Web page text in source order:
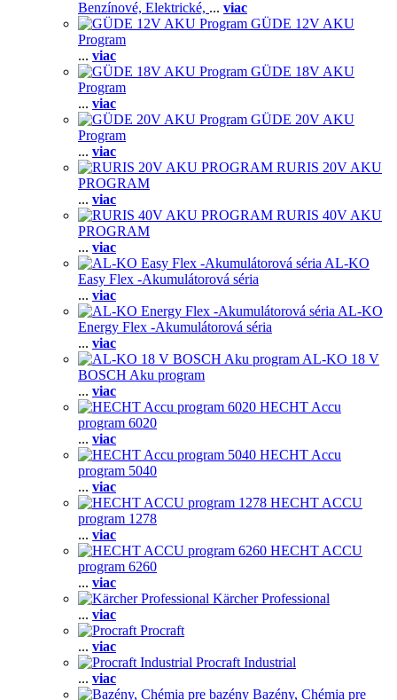
Benzínové, Elektrické, ... viac
GÜDE 12V AKU
Program
... viac
GÜDE 18V AKU
Program
... viac
GÜDE 20V AKU
Program
... viac
RURIS 20V AKU
PROGRAM
... viac
RURIS 40V AKU
PROGRAM
... viac
AL-KO
Easy Flex -Akumulátorová séria
... viac
AL-KO
Energy Flex -Akumulátorová séria
... viac
AL-KO 18 V
BOSCH Aku program
... viac
HECHT Accu
program 6020
... viac
HECHT Accu
program 5040
... viac
HECHT ACCU
program 1278
... viac
HECHT ACCU
program 6260
... viac
Kärcher Professional
... viac
Procraft
... viac
Procraft Industrial
... viac
Bazény, Chémia pre